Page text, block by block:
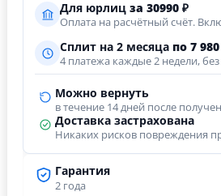
Гарантия
2 года
Для юрлиц за 30990 ₽
Оплата на расчётный счёт.
Сплит на 2 месяца по 7
4 платежа каждые 2 недели,
Можно вернуть
в течение 14 дней после
Доставка застрахована
Никаких рисков повреждения